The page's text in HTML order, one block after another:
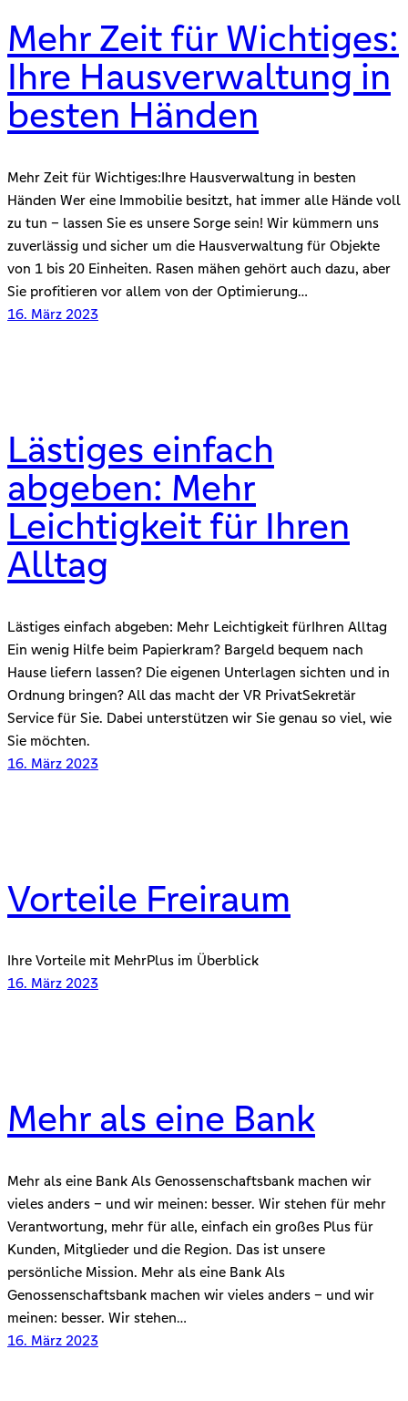
Mehr Zeit für Wichtiges:
Ihre Hausverwaltung in
besten Händen
Mehr Zeit für Wichtiges:Ihre Hausverwaltung in besten
Händen Wer eine Immobilie besitzt, hat immer alle Hände voll
zu tun – lassen Sie es unsere Sorge sein! Wir kümmern uns
zuverlässig und sicher um die Hausverwaltung für Objekte
von 1 bis 20 Einheiten. Rasen mähen gehört auch dazu, aber
Sie proﬁtieren vor allem von der Optimierung…
16. März 2023
Lästiges einfach
abgeben: Mehr
Leichtigkeit für Ihren
Alltag
Lästiges einfach abgeben: Mehr Leichtigkeit fürIhren Alltag
Ein wenig Hilfe beim Papierkram? Bargeld bequem nach
Hause liefern lassen? Die eigenen Unterlagen sichten und in
Ordnung bringen? All das macht der VR PrivatSekretär
Service für Sie. Dabei unterstützen wir Sie genau so viel, wie
Sie möchten.
16. März 2023
Vorteile Freiraum
Ihre Vorteile mit MehrPlus im Überblick
16. März 2023
Mehr als eine Bank
Mehr als eine Bank Als Genossenschaftsbank machen wir
vieles anders – und wir meinen: besser. Wir stehen für mehr
Verantwortung, mehr für alle, einfach ein großes Plus für
Kunden, Mitglieder und die Region. Das ist unsere
persönliche Mission. Mehr als eine Bank Als
Genossenschaftsbank machen wir vieles anders – und wir
meinen: besser. Wir stehen…
16. März 2023